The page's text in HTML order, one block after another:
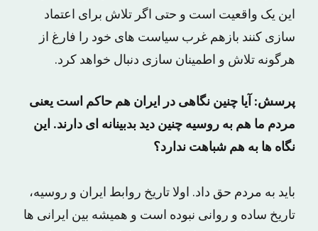
این یک واقعیت است و حتی اگر تلاش برای اعتماد
سازی کنند بازهم غرب سیاست های خود را فارغ از
هرگونه تلاش و اطمینان سازی دنبال خواهد کرد.
پرسش: آیا چنین نگاهی در ایران هم حاکم است یعنی
مردم ما هم به روسیه چنین دید بدبینانه ای دارند. این
نگاه ها به هم شباهت ندارد؟
باید به مردم حق داد. اولا تاریخ روابط ایران و روسیه،
تاریخ ساده و روانی نبوده است و همیشه بین ایرانی ها